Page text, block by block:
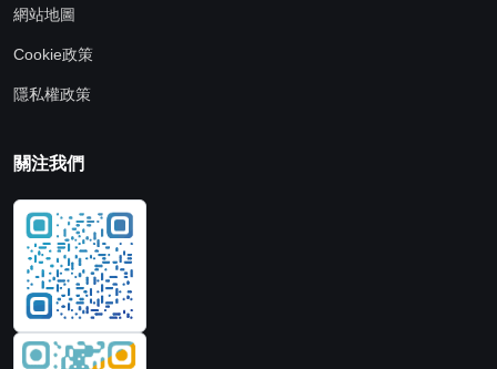
網站地圖
Cookie政策
隱私權政策
關注我們